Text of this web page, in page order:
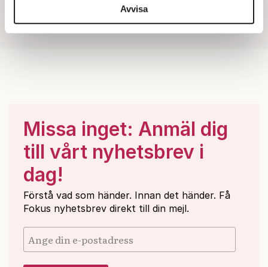
information från din enhet till de sociala medier och
annons- och analysföretag som vi samarbetar med.
Avvisa
Missa inget: Anmäl dig
till vårt nyhetsbrev i
dag!
Förstå vad som händer. Innan det händer. Få
Fokus nyhetsbrev direkt till din mejl.